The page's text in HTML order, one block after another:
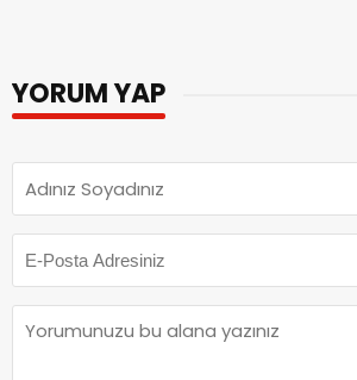
YORUM YAP